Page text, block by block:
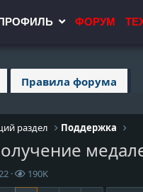
ФОРУМ
Правила форума
раздел Поддержка
П
р
190K